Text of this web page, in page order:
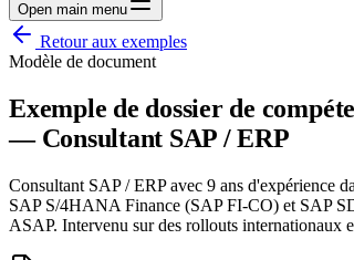
Open main menu
Retour aux exemples
Modèle de document
Exemple de dossier de
— Consultant SAP / ERP
Consultant SAP / ERP avec 9 ans d'expérience
SAP S/4HANA Finance (SAP FI-CO) et SAP
ASAP. Intervenu sur des rollouts internationaux